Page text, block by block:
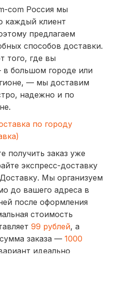
com Россия мы
каждый клиент
предлагаем
способов доставки.
того, где вы
в большом городе или
— мы доставим
надежно и по
по городу
получить заказ уже
экспресс-доставку
Мы организуем
до вашего адреса в
после оформления
стоимость
99 рублей, а
заказа — 1000
идеально